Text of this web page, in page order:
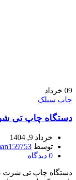
09 خرداد
چاپ سیلک
دستگاه چاپ تی
خرداد 9, 1404
توسط
0 دیدگاه
دستگاه چاپ تی شرت